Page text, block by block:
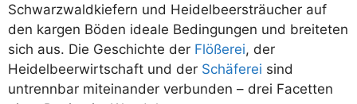
Schwarzwaldkiefern und Heidelbeersträucher auf
den kargen Böden ideale Bedingungen und breiteten
sich aus. Die Geschichte der Flößerei, der
Heidelbeerwirtschaft und der Schäferei sind
untrennbar miteinander verbunden – drei Facetten